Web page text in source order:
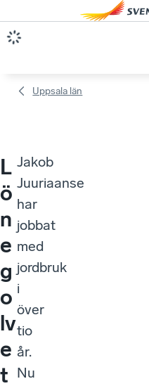
Uppsala län
L
ö
n
e
g
o
lv
e
t
Jakob
Juuriaanse
har
jobbat
med
jordbruk
i
över
tio
år.
Nu